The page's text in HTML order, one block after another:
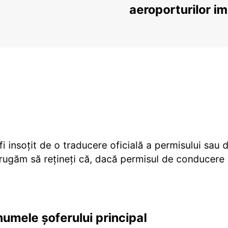
aeroporturilor
insoțit de o traducere oficială a permisului sau
să rețineți că, dacă permisul de
șoferului principal